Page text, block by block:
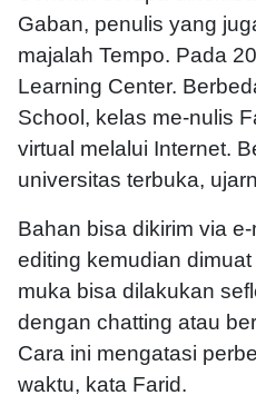
Gaban, penulis yang
majalah Tempo. Pada
Learning Center.
School, kelas me-nulis
virtual melalui Internet.
universitas terbuka,
Bahan bisa dikirim via
editing kemudian
muka bisa dilakukan
dengan chatting atau
Cara ini mengatasi
waktu, kata Farid.